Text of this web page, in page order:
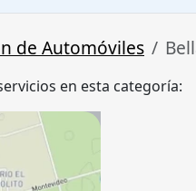
de Automóviles
en esta categoría: